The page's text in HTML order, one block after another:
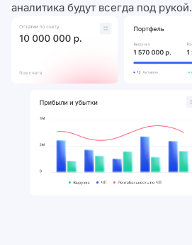
аналитика будут всегда под рукой.